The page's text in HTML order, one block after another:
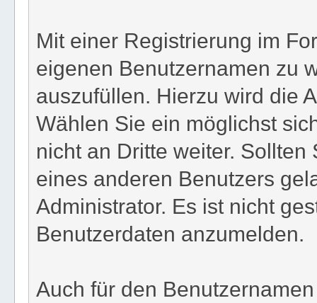
Mit einer Registrierung im
eigenen Benutzernamen zu
auszufüllen. Hierzu wird die
Wählen Sie ein möglichst
nicht an Dritte weiter.
eines anderen Benutzers
Administrator. Es ist nicht
Benutzerdaten anzumelden.
Auch für den